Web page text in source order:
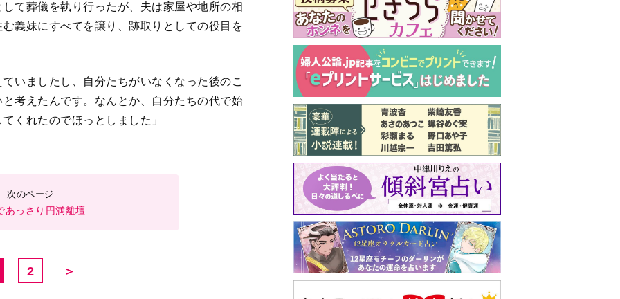
て葬儀を執り行ったが、夫は家屋や地所の相
義妹にすべてを譲り、跡取りとしての役目を
いましたし、自分たちがいなくなった後のこ
考えたんです。なんとか、自分たちの代で始
くれたのでほっとしました」
あっさり円満離壇
2 ＞